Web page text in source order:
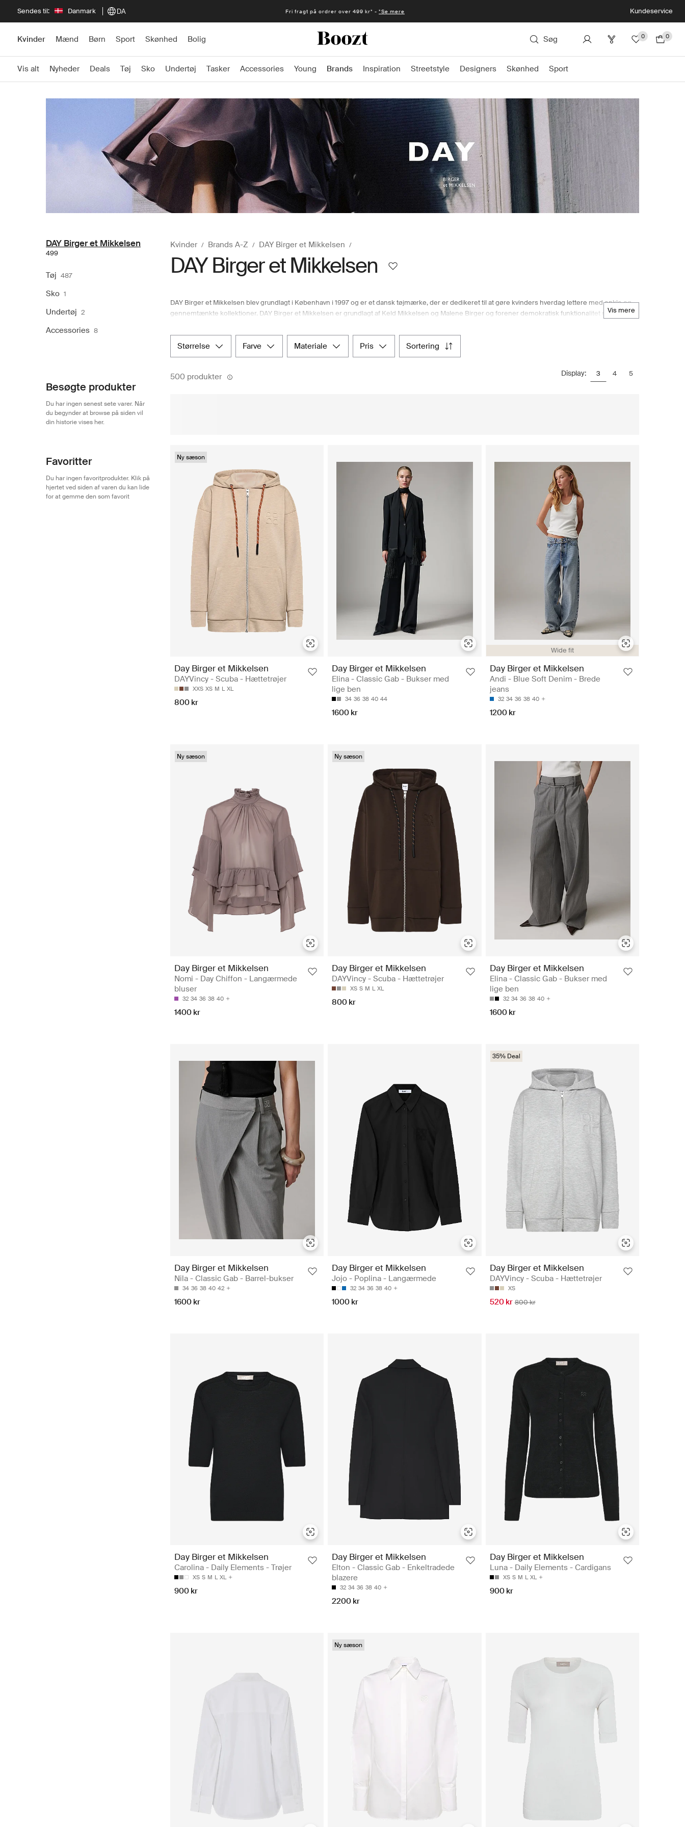
Sendes til: Danmark DA Fri fragt på ordrer over 499 kr* - *Se mere Kundeservice
Kvinder Mænd Børn Sport Skønhed Bolig Søg 0 0
Vis alt Nyheder Deals Tøj Sko Undertøj Tasker Accessories Young Brands Inspiration Streetstyle Designers Skønhed Sport
DAY Birger et Mikkelsen
499
Tøj 487
Sko 1
Undertøj 2
Accessories 8
Besøgte produkter
Du har ingen senest sete varer. Når
du begynder at browse på siden vil
din historie vises her.
Favoritter
Du har ingen favoritprodukter. Klik på
hjertet ved siden af varen du kan lide
for at gemme den som favorit
Kvinder Brands A-Z DAY Birger et Mikkelsen
DAY Birger et Mikkelsen
vis mere
DAY Birger et Mikkelsen blev grundlagt i København i 1997 og er et dansk tøjmærke, der er dedikeret til at gøre kvinders hverdag lettere med enkle og
gennemtænkte kollektioner. DAY Birger et Mikkelsen er grundlagt af Keld Mikkelsen og Malene Birger og forener demokratisk funktionalitet med en
at opbygge en garderobe, der afspejler din personlighed og styrke, med DAY Birger et Mikkelsens alsidige kollektioner, der indeholder alt fra basistøj til
overtøj og festlige beklædningsgenstande. Som Nordens førende modehus giver Boozt.com dig et nøje udvalg af DAY Birger et Mikkelsen dametøj
sammensat af vores modeeksperter. Det giver dig mulighed for nemt at opdatere både sæson- og hverdagsgarderoben.
størrelse farve materiale pris sortering
500 produkter Display: 3 4 5
Ny sæson
Day Birger et Mikkelsen
DAYVincy - Scuba - Hættetrøjer
XXS XS M L XL
800 kr
Day Birger et Mikkelsen
Elina - Classic Gab - Bukser med
lige ben
34 36 38 40 44
1600 kr
Wide fit
Day Birger et Mikkelsen
Andi - Blue Soft Denim - Brede
jeans
32 34 36 38 40
1200 kr
Ny sæson
Day Birger et Mikkelsen
Nomi - Day Chiffon - Langærmede
bluser
32 34 36 38 40
1400 kr
Ny sæson
Day Birger et Mikkelsen
DAYVincy - Scuba - Hættetrøjer
XS S M L XL
800 kr
Day Birger et Mikkelsen
Elina - Classic Gab - Bukser med
lige ben
32 34 36 38 40
1600 kr
Day Birger et Mikkelsen
Nila - Classic Gab - Barrel-bukser
34 36 38 40 42
1600 kr
Day Birger et Mikkelsen
Jojo - Poplina - Langærmede
32 34 36 38 40
1000 kr
35% Deal
Day Birger et Mikkelsen
DAYVincy - Scuba - Hættetrøjer
XS
520 kr 800 kr
Day Birger et Mikkelsen
Carolina - Daily Elements - Trøjer
XS S M L XL
900 kr
Day Birger et Mikkelsen
Elton - Classic Gab - Enkeltradede
blazere
32 34 36 38 40
2200 kr
Day Birger et Mikkelsen
Luna - Daily Elements - Cardigans
XS S M L XL
900 kr
Ny sæson